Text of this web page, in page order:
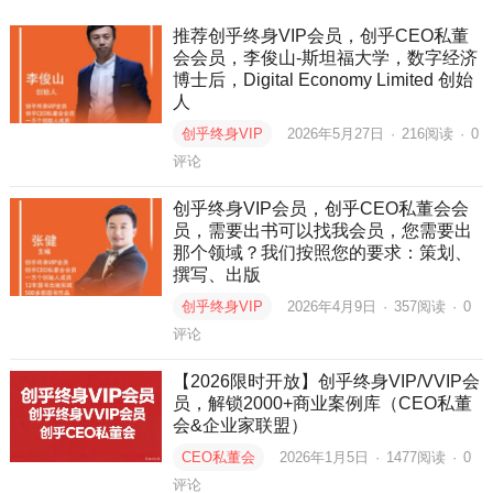
推荐创乎终身VIP会员，创乎CEO私董
会会员，李俊山-斯坦福大学，数字经济
博士后，Digital Economy Limited 创始
人
创乎终身VIP 2026年5月27日 · 216阅读 · 0
评论
创乎终身VIP会员，创乎CEO私董会会
员，需要出书可以找我会员，您需要出
那个领域？我们按照您的要求：策划、
撰写、出版
创乎终身VIP 2026年4月9日 · 357阅读 · 0
评论
【2026限时开放】创乎终身VIP/VVIP会
员，解锁2000+商业案例库（CEO私董
会&企业家联盟）
CEO私董会 2026年1月5日 · 1477阅读 · 0
评论